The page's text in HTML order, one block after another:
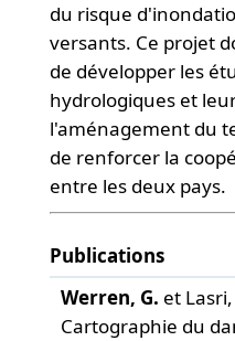
du risque
versants. Ce projet
de développer les
hydrologiques et
l'aménagement du
de renforcer la
entre les deux pays.
Publications
Werren, G. et
Cartographie du